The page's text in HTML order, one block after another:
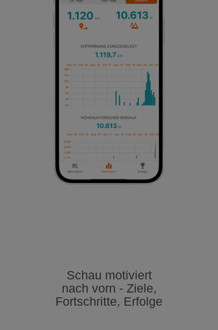
Schau motiviert
nach vorn - Ziele,
Fortschritte, Erfolge